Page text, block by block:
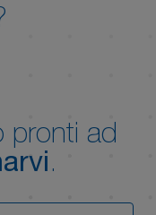
pronti ad
.